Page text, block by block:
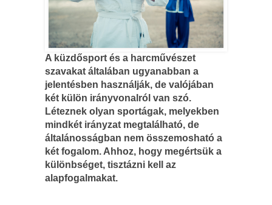
A küzdősport és a harcművészet
szavakat általában ugyanabban a
jelentésben használják, de valójában
két külön irányvonalról van szó.
Léteznek olyan sportágak, melyekben
mindkét irányzat megtalálható, de
általánosságban nem összemosható a
két fogalom. Ahhoz, hogy megértsük a
különbséget, tisztázni kell az
alapfogalmakat.